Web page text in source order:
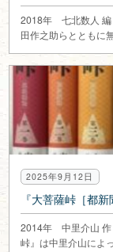
2018年 七北数人 編
田作之助らとともに
2025年9月12日
『大菩薩峠［都
2014年 中里介山
峠』は中里介山によ